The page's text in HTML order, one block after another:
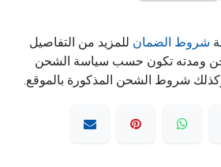
شروط الضمان للمزيد من التفاصيل
ومدته تكون حسب سياسة الشحن
شروط الشحن المذكورة بالموقع.